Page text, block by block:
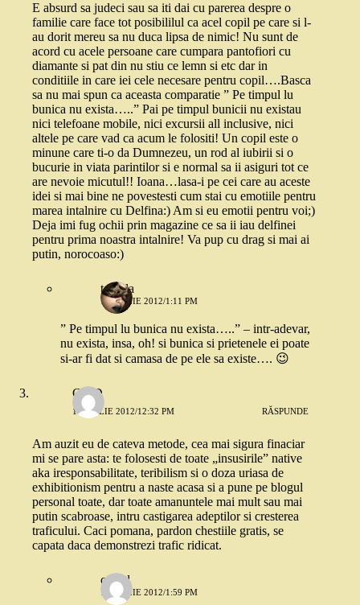
E absurd sa judeci sau sa iti dai cu parerea despre o
familie care face tot posibililul ca acel copil pe care si l-
au dorit mereu sa nu duca lipsa de nimic! Nu sunt de
acord cu acele persoane care cumpara pantofiori cu
diamante si pat din nu stiu ce lemn si etc dar in
conditiile in care iei cele necesare pentru copil….Basca
sa nu mai spun ca aceasta comparatie ” Pe timpul lu
bunica nu exista…..” Pai pe timpul bunicii nu existau
nici telefoane mobile, nici excursii all inclusive, nici
altele pe care vad ca acum le folositi! Un copil este o
minune care ti-o da Dumnezeu, un rod al iubirii si o
bucurie in viata parintilor si e normal sa ii asiguri tot ce
are nevoie micutul!! Ioana…lasa-i pe cei care au aceste
idei si mai bine ne povestesti cum stai cu emotiile pentru
marea intalnire cu Delfina:) Am si eu emotii pentru voi;)
Deja imi fug ochii prin magazine ce sa ii iau delfinei
pentru prima noastra intalnire! Va pup cu drag si mai ai
putin, norocoaso:)
tequila
1 APRILIE 2012/1:11 PM
” Pe timpul lu bunica nu exista…..” – intr-adevar,
nu exista, insa, oh! si bunica si prietenele ei poate
si-ar fi dat si camasa de pe ele sa existe…. 😉
CrisD
1 APRILIE 2012/12:32 PM RĂSPUNDE
Am auzit eu de cateva metode, cea mai sigura finaciar
mi se pare asta: te folosesti de toate „insusirile” native
aka iresponsabilitate, teribilism si o doza uriasa de
exhibitionism pentru a naste acasa si a pune pe blogul
personal toate, dar toate amanuntele mai mult sau mai
putin scabroase, intru castigarea adeptilor si cresterea
traficului. Caci pomana, pardon chestiile gratis, se
capata daca demonstrezi trafic ridicat.
catgal
1 APRILIE 2012/1:59 PM